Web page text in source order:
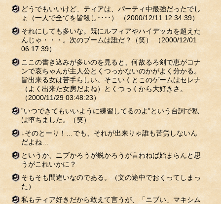
どうでもいいけど、ティアは、パーティ中最強だったでし
ょ（一人で全てを皆殺し････）
（2000/12/11 12:34:39）
それにしても多いな。既にルフィアやハイデッカを超えた
んじゃ・・・。次のブームは誰だ？（笑）
（2000/12/01
06:17:39）
ここの書き込みが多いのを見ると、何故るろ剣で恵がコナ
ンで哀ちゃんが主人公とくつっかないのかがよく分かる。
皆出来る女は苦手らしい。そこいくとこのゲームはセレナ
（よく出来た女房だよね）とくつっくから大好きさ。
（2000/11/29 03:48:23）
”いつできてもいいように練習してるのよ”という台詞で私
は堕ちました。（笑）
↓そのとーり！…でも、それが出来りゃ誰も苦労しないん
だよね…
というか、ニブかろうが鋭かろうが言わねば始まらんと思
うがこれいかに？
そもそも間違いなのである。（文の途中でおくってしまっ
た）
私もティア好きだから敢えて言うが、「ニブい」マキシム